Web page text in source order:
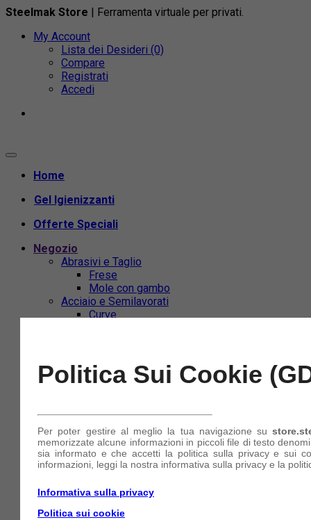
Steelmak Store | Ferramenta virtuale per privati.
My Account
Lista dei Desideri (0)
Compare
Registrati
Accedi
Home
Gel Igienizzanti
Offerte Speciali
Negozio
Abrasivi e Taglio
Frese
Mole con gambo
Acciaio e Semilavorati
Curve
Guanti
Maschere e Mascherine
Collari di Serraggio
Tubi e Manicotti in Silicone
Azienda
Account
(+39) 340 849 11 11
Politica Sui Cookie
Per poter gestire al meglio la tua navigazione su
memorizzate alcune informazioni in piccoli file di testo
sia informato e che accetti la politica sulla privacy e sui
informazioni, leggi la nostra informativa sulla privacy e la
Informativa sulla privacy
Politica sui cookie